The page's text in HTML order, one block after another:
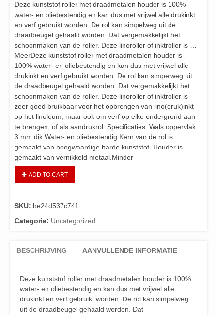
Deze kunststof roller met draadmetalen houder is 100%
water- en oliebestendig en kan dus met vrijwel alle drukinkt
en verf gebruikt worden. De rol kan simpelweg uit de
draadbeugel gehaald worden. Dat vergemakkelijkt het
schoonmaken van de roller. Deze linoroller of inktroller is …
MeerDeze kunststof roller met draadmetalen houder is
100% water- en oliebestendig en kan dus met vrijwel alle
drukinkt en verf gebruikt worden. De rol kan simpelweg uit
de draadbeugel gehaald worden. Dat vergemakkelijkt het
schoonmaken van de roller. Deze linoroller of inktroller is
zeer goed bruikbaar voor het opbrengen van lino(druk)inkt
op het linoleum, maar ook om verf op elke ondergrond aan
te brengen, of als aandrukrol. Specificaties: Wals oppervlak
3 mm dik Water- en oliebestendig Kern van de rol is
gemaakt van hoogwaardige harde kunststof. Houder is
gemaakt van vernikkeld metaal.Minder
ADD TO CART
SKU: be24d537c74f
Categorie: Uncategorized
BESCHRIJVING AANVULLENDE INFORMATIE
Deze kunststof roller met draadmetalen houder is 100%
water- en oliebestendig en kan dus met vrijwel alle
drukinkt en verf gebruikt worden. De rol kan simpelweg
uit de draadbeugel gehaald worden. Dat